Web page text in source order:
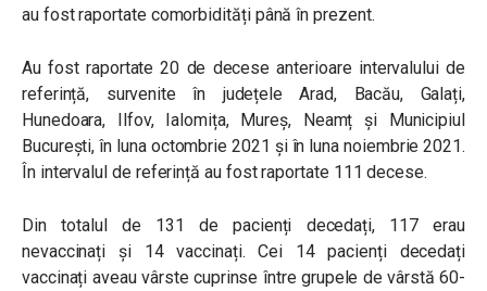
au fost raportate comorbidități până în prezent.
Au fost raportate 20 de decese anterioare intervalului de
referință, survenite în județele Arad, Bacău, Galați,
Hunedoara, Ilfov, Ialomița, Mureș, Neamț și Municipiul
București, în luna octombrie 2021 și în luna noiembrie 2021.
În intervalul de referință au fost raportate 111 decese.
Din totalul de 131 de pacienți decedați, 117 erau
nevaccinați și 14 vaccinați. Cei 14 pacienți decedați
vaccinați aveau vârste cuprinse între grupele de vârstă 60-